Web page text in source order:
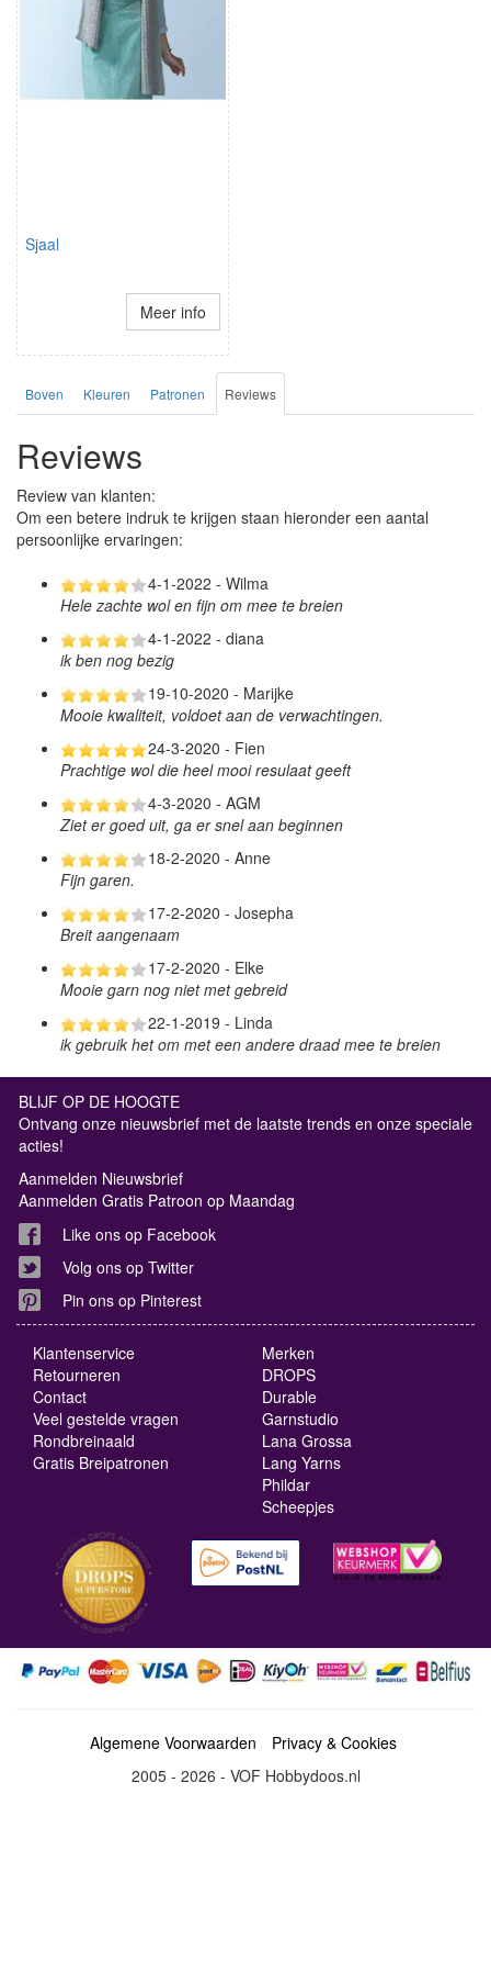
Sjaal
Meer info
Boven Kleuren Patronen Reviews
Reviews
Review van klanten:
Om een betere indruk te krijgen staan hieronder een aantal
persoonlijke ervaringen:
4-1-2022 - Wilma
Hele zachte wol en fijn om mee te breien
4-1-2022 - diana
ik ben nog bezig
19-10-2020 - Marijke
Mooie kwaliteit, voldoet aan de verwachtingen.
24-3-2020 - Fien
Prachtige wol die heel mooi resulaat geeft
4-3-2020 - AGM
Ziet er goed uit, ga er snel aan beginnen
18-2-2020 - Anne
Fijn garen.
17-2-2020 - Josepha
Breit aangenaam
17-2-2020 - Elke
Mooie garn nog niet met gebreid
22-1-2019 - Linda
ik gebruik het om met een andere draad mee te breien
BLIJF OP DE HOOGTE
Ontvang onze nieuwsbrief met de laatste trends en onze speciale
acties!
Aanmelden Nieuwsbrief
Aanmelden Gratis Patroon op Maandag
Like ons op Facebook
Volg ons op Twitter
Pin ons op Pinterest
Klantenservice
Retourneren
Contact
Veel gestelde vragen
Rondbreinaald
Gratis Breipatronen
Merken
DROPS
Durable
Garnstudio
Lana Grossa
Lang Yarns
Phildar
Scheepjes
Algemene Voorwaarden
Privacy & Cookies
2005 - 2026 - VOF Hobbydoos.nl